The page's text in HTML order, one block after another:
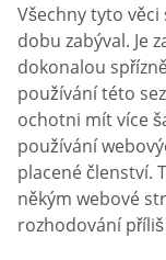
Všechny tyto věci
dobu zabýval. Je
dokonalou
používání této
ochotni mít více
používání
placené členství.
někým webové
rozhodování